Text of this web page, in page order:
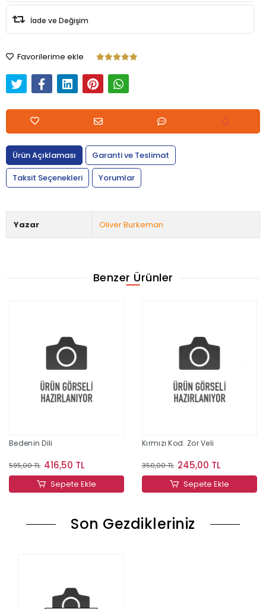
İade ve Değişim
Favorilerime ekle
Ürün Açıklaması
Garanti ve Teslimat
Taksit Seçenekleri
Yorumlar
Yazar Oliver Burkeman
Benzer Ürünler
Bedenin Dili
595,00 TL 416,50 TL
Sepete Ekle
Kırmızı Kod: Zor Veli
350,00 TL 245,00 TL
Sepete Ekle
Son Gezdikleriniz